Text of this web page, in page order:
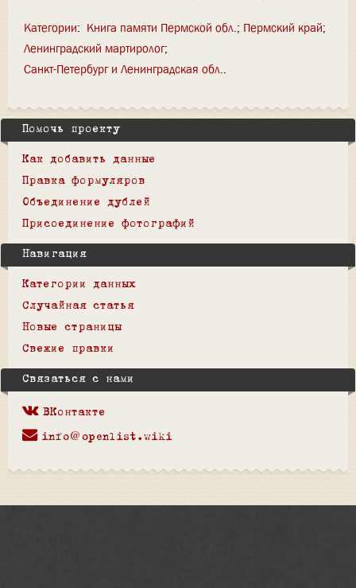
Категории: Книга памяти Пермской обл. Пермский край
Ленинградский мартиролог
Санкт-Петербург и Ленинградская обл.
Помочь проекту
Как добавить данные
Правка формуляров
Объединение дублей
Присоединение фотографий
Навигация
Категории данных
Случайная статья
Новые страницы
Свежие правки
Связаться с нами
ВКонтакте
info@openlist.wiki